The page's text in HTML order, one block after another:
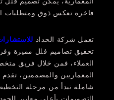
فاخرة تعكس ذوق ومتطلبات
تعمل شركة الحداد
تحقيق تصاميم فلل مميزة
العملاء، فمن خلال فريق
المعماريين والمصممين،
شاملة تبدأ من مرحلة